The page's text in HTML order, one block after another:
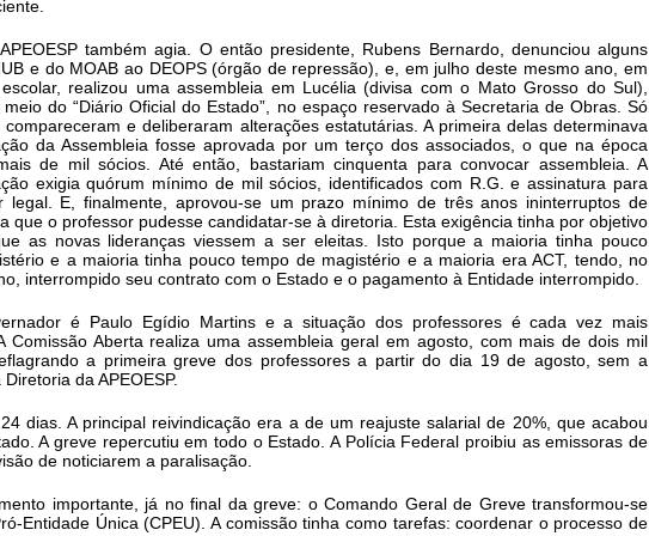
também agia. O então presidente, Rubens Bernardo, denunciou alguns
e do MOAB ao DEOPS (órgão de repressão), e, em julho deste mesmo ano, em
realizou uma assembleia em Lucélia (divisa com o Mato Grosso do Sul),
do “Diário Oficial do Estado”, no espaço reservado à Secretaria de Obras. Só
compareceram e deliberaram alterações estatutárias. A primeira delas determinava
da Assembleia fosse aprovada por um terço dos associados, o que na época
de mil sócios. Até então, bastariam cinquenta para convocar assembleia. A
exigia quórum mínimo de mil sócios, identificados com R.G. e assinatura para
legal. E, finalmente, aprovou-se um prazo mínimo de três anos ininterruptos de
que o professor pudesse candidatar-se à diretoria. Esta exigência tinha por objetivo
as novas lideranças viessem a ser eleitas. Isto porque a maioria tinha pouco
e a maioria tinha pouco tempo de magistério e a maioria era ACT, tendo, no
interrompido seu contrato com o Estado e o pagamento à Entidade interrompido.
é Paulo Egídio Martins e a situação dos professores é cada vez mais
Comissão Aberta realiza uma assembleia geral em agosto, com mais de dois mil
a primeira greve dos professores a partir do dia 19 de agosto, sem a
da APEOESP.
dias. A principal reivindicação era a de um reajuste salarial de 20%, que acabou
A greve repercutiu em todo o Estado. A Polícia Federal proibiu as emissoras de
de noticiarem a paralisação.
importante, já no final da greve: o Comando Geral de Greve transformou-se
Entidade Única (CPEU). A comissão tinha como tarefas: coordenar o processo de